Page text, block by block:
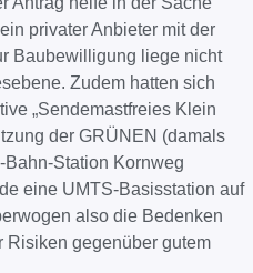
privater Anbieter mit der
Baubewilligung liege nicht
Zudem hatten sich
„Sendemastfreies Klein
der GRÜNEN (damals
Station Kornweg
eine UMTS-Basisstation auf
also die Bedenken
gegenüber gutem